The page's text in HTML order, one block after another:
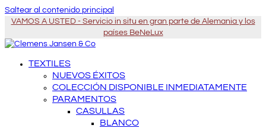
Saltear al contenido principal
VAMOS A USTED - Servicio in situ en gran parte de Alemania y los
países BeNeLux
TEXTILES
NUEVOS ÉXITOS
COLECCIÓN DISPONIBLE INMEDIATAMENTE
PARAMENTOS
CASULLAS
BLANCO